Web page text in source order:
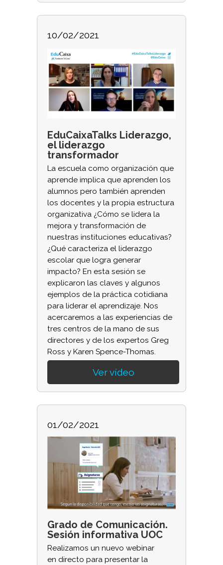
10/02/2021
EduCaixaTalks Liderazgo,
el liderazgo
transformador
La escuela como organización que
aprende implica que aprenden los
alumnos pero también aprenden
los docentes y la propia estructura
organizativa ¿Cómo se lidera la
mejora y transformación de
nuestras instituciones educativas?
¿Qué caracteriza el liderazgo
escolar que logra generar
impacto? En esta sesión se
explicaron las claves y algunos
ejemplos de la práctica cotidiana
para liderar el aprendizaje. Nos
acercaremos a las experiencias de
tres centros de la mano de sus
directores y de los expertos Greg
Ross y Karen Spence-Thomas.
Ver vídeo
01/02/2021
Grado de Comunicación.
Sesión informativa UOC
Realizamos un nuevo webinar
en directo para presentar la